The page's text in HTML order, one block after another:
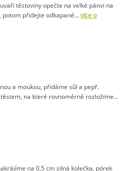
těstoviny opečte na velké pánvi na
potom přidejte odkapané...více o
a moukou, přidáme sůl a pepř.
na které rovnoměrně rozložíme...
na 0,5 cm silná kolečka, pórek